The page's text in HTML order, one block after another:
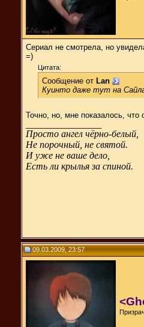
Сериал не смотрела, но
=)
Цитата:
Сообщение от Lan
Куинто даже тут на
Точно, но, мне показалось, что
Просто ангел чёрно-белый,
Не порочный, не святой.
И уже не ваше дело,
Есть ли крылья за спиной.
09.03.2009, 23:57